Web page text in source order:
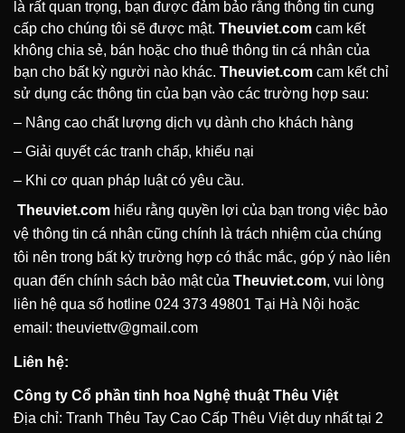
là rất quan trọng, bạn được đảm bảo rằng thông tin cung
cấp cho chúng tôi sẽ được mật. Theuviet.com cam kết
không chia sẻ, bán hoặc cho thuê thông tin cá nhân của
bạn cho bất kỳ người nào khác. Theuviet.com cam kết chỉ
sử dụng các thông tin của bạn vào các trường hợp sau:
– Nâng cao chất lượng dịch vụ dành cho khách hàng
– Giải quyết các tranh chấp, khiếu nại
– Khi cơ quan pháp luật có yêu cầu.
Theuviet.com hiểu rằng quyền lợi của bạn trong việc bảo
vệ thông tin cá nhân cũng chính là trách nhiệm của chúng
tôi nên trong bất kỳ trường hợp có thắc mắc, góp ý nào liên
quan đến chính sách bảo mật của Theuviet.com, vui lòng
liên hệ qua số hotline 024 373 49801 Tại Hà Nội hoặc
email: theuviettv@gmail.com
Liên hệ:
Công ty Cổ phần tinh hoa Nghệ thuật Thêu Việt
Địa chỉ: Tranh Thêu Tay Cao Cấp Thêu Việt duy nhất tại 2